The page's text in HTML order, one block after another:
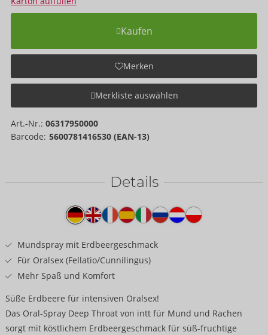
Kaufen
Merken
Merkliste auswählen
Art.-Nr.: 06317950000
Barcode: 5600781416530 (EAN-13)
Details
Produkttext
Mundspray mit Erdbeergeschmack
Für Oralsex (Fellatio/Cunnilingus)
Mehr Spaß und Komfort
Süße Erdbeere für intensiven Oralsex!
Das Oral-Spray Deep Throat von intt für Mund und Rachen
sorgt mit köstlichem Erdbeergeschmack für süß-fruchtige